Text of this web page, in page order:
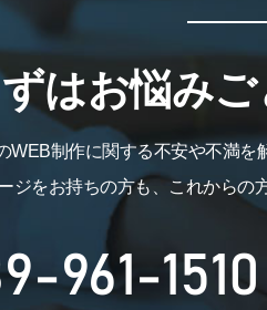
はお悩み
WEB制作に関する不安や不満
ジをお持ちの方も、これからの
961-1510